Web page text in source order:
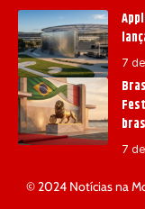
7
7
© 2024 Notícias na